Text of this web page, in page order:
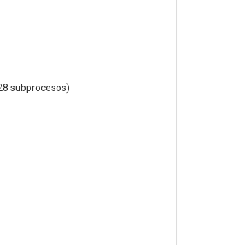
subprocesos)